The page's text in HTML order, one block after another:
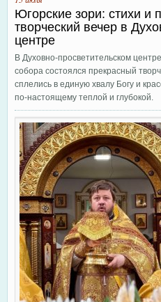
Югорские зори: стихи и
творческий вечер в
центре
В Духовно-просветительском
собора состоялся прекрасный
сплелись в единую хвалу Богу и
по-настоящему теплой и глубокой.